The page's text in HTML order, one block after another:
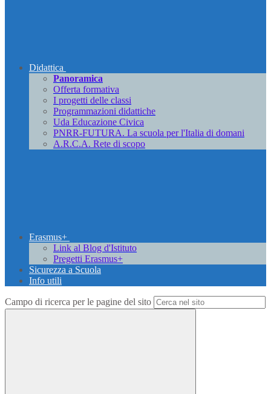
Didattica
Panoramica
Offerta formativa
I progetti delle classi
Programmazioni didattiche
Uda Educazione Civica
PNRR-FUTURA. La scuola per l'Italia di domani
A.R.C.A. Rete di scopo
Erasmus+
Link al Blog d'Istituto
Pregetti Erasmus+
Sicurezza a Scuola
Info utili
Campo di ricerca per le pagine del sito